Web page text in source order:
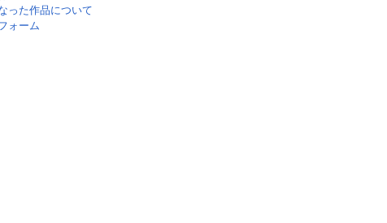
った作品について
ォーム